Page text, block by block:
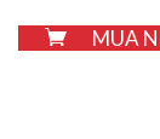
MUA